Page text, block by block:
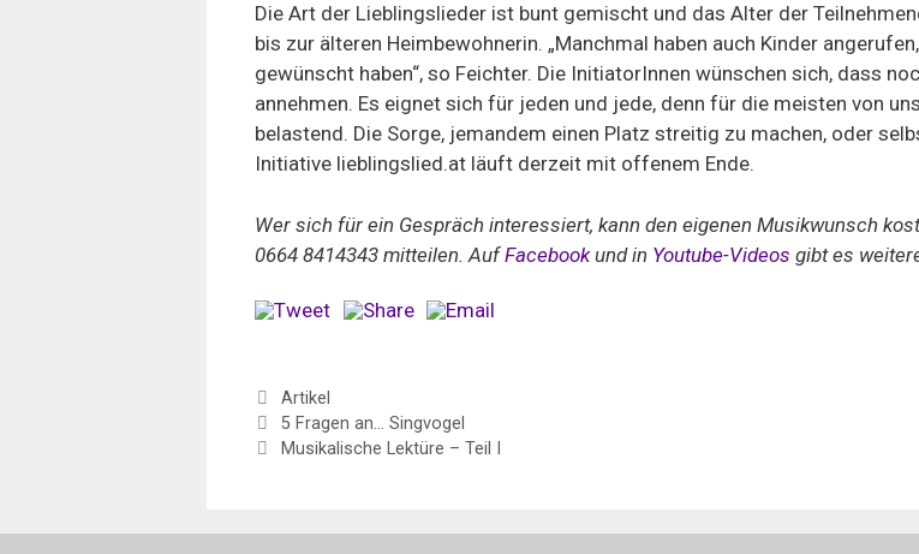
Die Art der Lieblingslieder ist bunt gemischt und das Alter der
bis zur älteren Heimbewohnerin. „Manchmal haben auch Kinder
gewünscht haben“, so Feichter. Die InitiatorInnen wünschen sich, dass
annehmen. Es eignet sich für jeden und jede, denn für die meisten von
belastend. Die Sorge, jemandem einen Platz streitig zu machen, oder
Initiative lieblingslied.at läuft derzeit mit offenem Ende.
Wer sich für ein Gespräch interessiert, kann den eigenen Musikwunsch
0664 8414343 mitteilen. AufFacebookund in Youtube-Videos gibt es
Kategorien
Artikel
5 Fragen an… Singvogel
Musikalische Lektüre – Teil I